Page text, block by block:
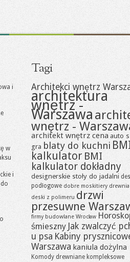
i
w
i
Tagi
Architekci wnętrz
architektura
wnętrz -
Warszawa
wnętrz -
architekt wnętrz cena auto
gra blaty do kuchni
kalkulator BMI
kalkulator dokładny
designerskie stoły do jadalni
podłogowe dobre moskitiery
deski z polimeru drzwi
przesuwne
firmy budowlane Wrocław
śmieszny Jak zwalczyć
u psa Kabiny
Warszawa kaniula dożylna
Komody drewniane kompleksowe